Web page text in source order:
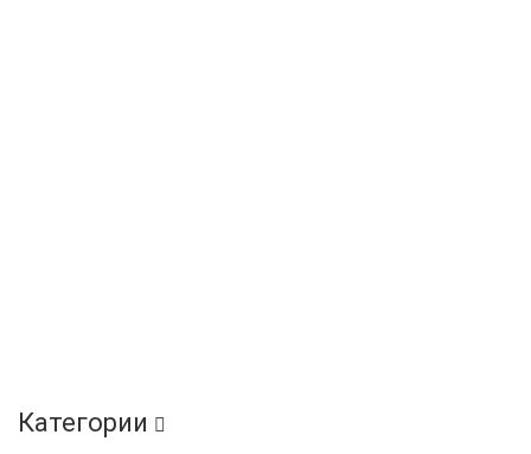
Категории